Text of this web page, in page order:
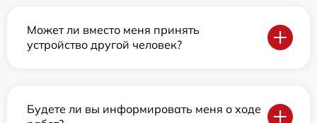
Может ли вместо меня принять
устройство другой человек?
Будете ли вы информировать меня о ходе